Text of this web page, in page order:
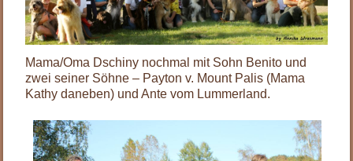
Mama/Oma Dschiny nochmal mit Sohn Benito und
zwei seiner Söhne – Payton v. Mount Palis (Mama
Kathy daneben) und Ante vom Lummerland.